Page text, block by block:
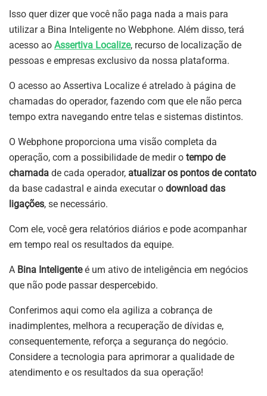
Isso quer dizer que você não paga nada a mais para
utilizar a Bina Inteligente no Webphone. Além disso, terá
acesso ao Assertiva Localize, recurso de localização de
pessoas e empresas exclusivo da nossa plataforma.
O acesso ao Assertiva Localize é atrelado à página de
chamadas do operador, fazendo com que ele não perca
tempo extra navegando entre telas e sistemas distintos.
O Webphone proporciona uma visão completa da
operação, com a possibilidade de medir o tempo de
chamada de cada operador, atualizar os pontos de contato
da base cadastral e ainda executar o download das
ligações, se necessário.
Com ele, você gera relatórios diários e pode acompanhar
em tempo real os resultados da equipe.
A Bina Inteligenteé um ativo de inteligência em negócios
que não pode passar despercebido.
Conferimos aqui como ela agiliza a cobrança de
inadimplentes, melhora a recuperação de dívidas e,
consequentemente, reforça a segurança do negócio.
Considere a tecnologia para aprimorar a qualidade de
atendimento e os resultados da sua operação!